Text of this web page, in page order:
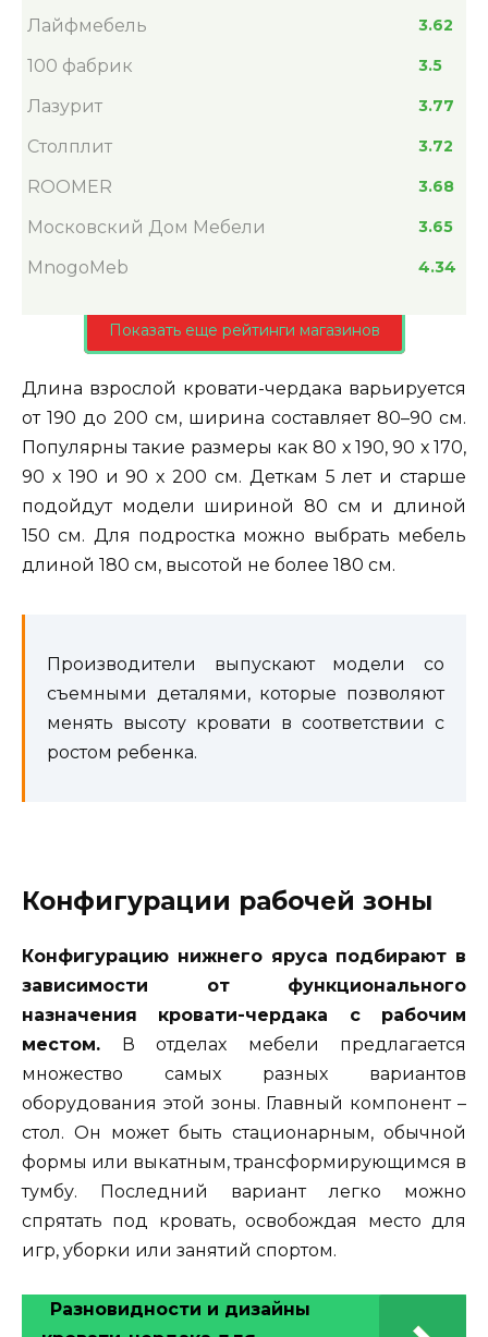
Лайфмебель 3.62
100 фабрик 3.5
Лазурит 3.77
Столплит 3.72
ROOMER 3.68
Московский Дом Мебели 3.65
MnogoMeb 4.34
Показать еще рейтинги магазинов
Длина взрослой кровати-чердака варьируется
от 190 до 200 см, ширина составляет 80–90 см.
Популярны такие размеры как 80 х 190, 90 х 170,
90 х 190 и 90 х 200 см. Деткам 5 лет и старше
подойдут модели шириной 80 см и длиной
150 см. Для подростка можно выбрать мебель
длиной 180 см, высотой не более 180 см.
Производители выпускают модели со
съемными деталями, которые позволяют
менять высоту кровати в соответствии с
ростом ребенка.
Конфигурации рабочей зоны
Конфигурацию нижнего яруса подбирают в
зависимости от функционального
назначения кровати-чердака с рабочим
местом. В отделах мебели предлагается
множество самых разных вариантов
оборудования этой зоны. Главный компонент –
стол. Он может быть стационарным, обычной
формы или выкатным, трансформирующимся в
тумбу. Последний вариант легко можно
спрятать под кровать, освобождая место для
игр, уборки или занятий спортом.
Разновидности и дизайны